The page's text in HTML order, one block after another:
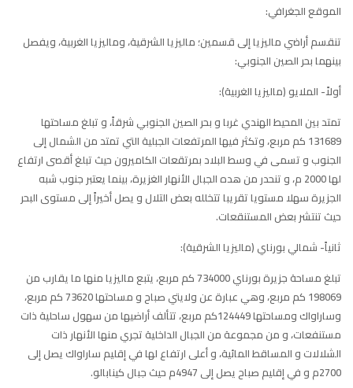
الموقع الجغرافي:
تنقسم أراضي ماليزيا إلى قسمين؛ ماليزيا الشرقية، وماليزيا الغربية، ويفصل
بينهما بحر الصين الجنوبي:
أولاً- الملايو (ماليزيا الغربية):
تمتد بين المحيط الهندي غربا و بحر الصين الجنوبي شرقاً، و تبلغ مساحتها
131689 كم مربع، وتكثر فيها المرتفعات الجبلية التي تمتد من الشمال إلى
الجنوب و تسمى في وسط البلاد بمرتقعات الكاميرون حيث تبلغ أقصى ارتفاع
لها 2000 م، و تنحدر من هده الجبال الأنهار الغزيرة، بينما يعتبر جنوب شبه
الجزيرة سهلا مستويا تقريبا تتخلله بعض التلال و يصل أخيراً إلى مستوى البحر
حيث تنتشر بعض المستنقعات.
ثانياً- شمالي بورناي (ماليزيا الشرقية):
تبلغ مساحة جزيرة بورناي 734000 كم مربع، يتبع ماليزيا منها ما يقارب من
198069 كم مربع، وهي عبارة عن ولايتي صباح و مساحتها 73620 كم مربع،
وساراواك ومساحتها 124449كم مربع، تتألف أراضيها من سهول ساحلية ذات
مستنفعات، و من مجموعة من الجبال الداخلية تجري منها الأنهار ذات
الشلالات و المساقط المائية، و أعلى ارتفاع لها في إقليم ساراواك يصل إلى
2700م و في إقليم صباح يصل إلى 4947م حيث جبال كينابالو.